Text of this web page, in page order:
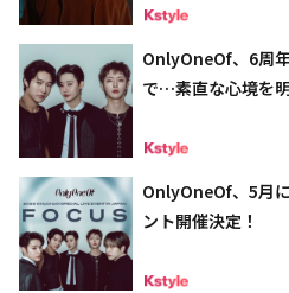
OnlyOneOf、6周
で…素直な心境を
OnlyOneOf、5月
ント開催決定！